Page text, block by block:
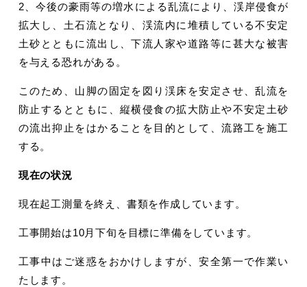
2、今後の豪雨等の増水による乱流により、渓岸侵食が
拡大し、土石流となり、渓流内に堆積している不安定
土砂とともに流出し、下流人家や道路等に甚大な被害
を与える恐れがある。
このため、山脚の固定を図り渓床を安定させ、乱流を
防止するとともに、縦横侵食の拡大防止や不安定土砂
の流出抑止をはかることを目的として、流路工を施工
する。
現在の状況
現在起工測量を終え、書類を作成しています。
工事開始は10月下旬を目標に準備をしています。
工事中はご迷惑をおかけしますが、安全第一で作業い
たします。